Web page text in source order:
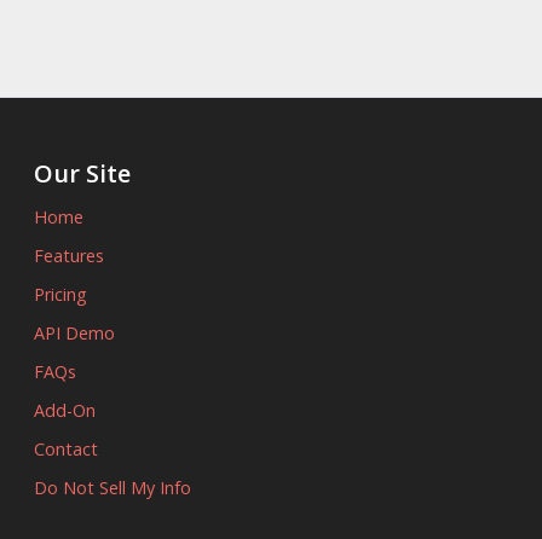
Our Site
Home
Features
Pricing
API Demo
FAQs
Add-On
Contact
Do Not Sell My Info